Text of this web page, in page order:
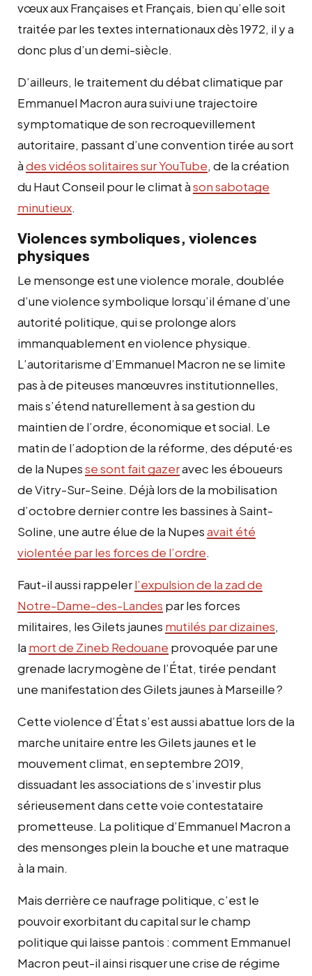
vœux aux Françaises et Français, bien qu’elle soit
traitée par les textes internationaux dès 1972, il y a
donc plus d’un demi-siècle.
D’ailleurs, le traitement du débat climatique par
Emmanuel Macron aura suivi une trajectoire
symptomatique de son recroquevillement
autoritaire, passant d’une convention tirée au sort
àdes vidéos solitaires sur YouTube, de la création
du Haut Conseil pour le climat àson sabotage
minutieux.
Violences symboliques, violences
physiques
Le mensonge est une violence morale, doublée
d’une violence symbolique lorsqu’il émane d’une
autorité politique, qui se prolonge alors
immanquablement en violence physique.
L’autoritarisme d’Emmanuel Macron ne se limite
pas à de piteuses manœuvres institutionnelles,
mais s’étend naturellement à sa gestion du
maintien de l’ordre, économique et social. Le
matin de l’adoption de la réforme, des député⋅es
de la Nupesse sont fait gazeravec les éboueurs
de Vitry-Sur-Seine. Déjà lors de la mobilisation
d’octobre dernier contre les bassines à Saint-
Soline, une autre élue de la Nupesavait été
violentée par les forces de l’ordre.
Faut-il aussi rappelerl’expulsion de la zad de
Notre-Dame-des-Landes par les forces
militaires, les Gilets jaunes mutilés par dizaines,
la mort de Zineb Redouane provoquée par une
grenade lacrymogène de l’État, tirée pendant
une manifestation des Gilets jaunes à Marseille?
Cette violence d’État s’est aussi abattue lors de la
marche unitaire entre les Gilets jaunes et le
mouvement climat, en septembre 2019,
dissuadant les associations de s’investir plus
sérieusement dans cette voie contestataire
prometteuse. La politique d’Emmanuel Macron a
des mensonges plein la bouche et une matraque
à la main.
Mais derrière ce naufrage politique, c’est le
pouvoir exorbitant du capital sur le champ
politique qui laisse pantois : comment Emmanuel
Macron peut-il ainsi risquer une crise de régime